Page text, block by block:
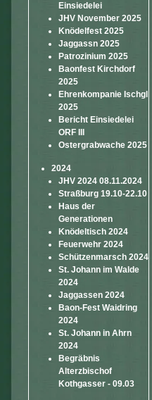
Einsiedelei
JHV November 2025
Knödelfest 2025
Jaggassn 2025
Patrozinium 2025
Baonfest Kirchdorf
2025
Ehrenkompanie Ischgl
2025
Bericht Einsiedelei
ORF III
Ostergrabwache 2025
2024
JHV 2024 08.11.2024
Straßburg 19.10-22.10
Haus der
Generationen
Knödeltisch 2024
Feuerwehr 2024
Schützenmarsch 2024
St. Johann im Walde
2024
Jaggassen 2024
Baon-Fest Waidring
2024
St. Johann in Ahrn
2024
Begräbnis
Alterzbischof
Kothgasser - 09.03